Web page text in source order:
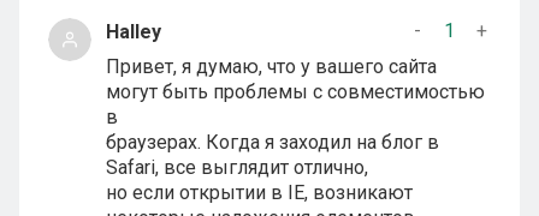
Halley - 1
+
Привет, я думаю, что у вашего сайта
могут быть проблемы с совместимостью
в
браузерах. Когда я заходил на блог в
Safari, все выглядит отлично,
но если открытии в IE, возникают